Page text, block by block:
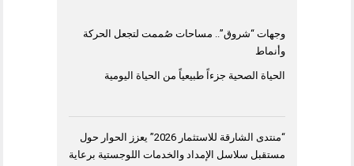
وجهات “شروق”.. مساحات صُممت لتجعل الحركة
وأنماط
الحياة الصحية جزءاً طبيعياً من الحياة اليومية
“منتدى الشارقة للاستثمار 2026” يعزز الحوار حول
مستقبل سلاسل الإمداد والخدمات اللوجستية برعاية